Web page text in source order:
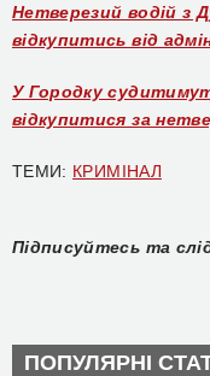
Нетверезий водій з
відкупитись від
У Городку
відкупитися за
ТЕМИ: КРИМІНАЛ
Підписуйтесь та
ПОПУЛЯРНІ